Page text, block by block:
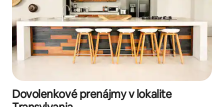
Dovolenkové prenájmy v lokalite